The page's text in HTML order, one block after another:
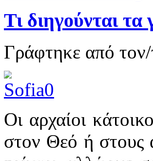
Τι διηγούνται
Γράφτηκε από
Οι αρχαίοι
στον Θεό ή στους